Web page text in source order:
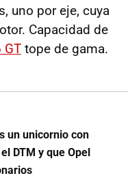
uno por eje, cuya
Capacidad de
GT tope de gama.
un unicornio con
DTM y que Opel